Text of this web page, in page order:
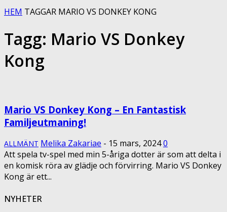
HEM TAGGAR MARIO VS DONKEY KONG
Tagg: Mario VS Donkey
Kong
Mario VS Donkey Kong – En Fantastisk
Familjeutmaning!
ALLMÄNT Melika Zakariae - 15 mars, 20240
Att spela tv-spel med min 5-åriga dotter är som att delta i
en komisk röra av glädje och förvirring. Mario VS Donkey
Kong är ett...
NYHETER